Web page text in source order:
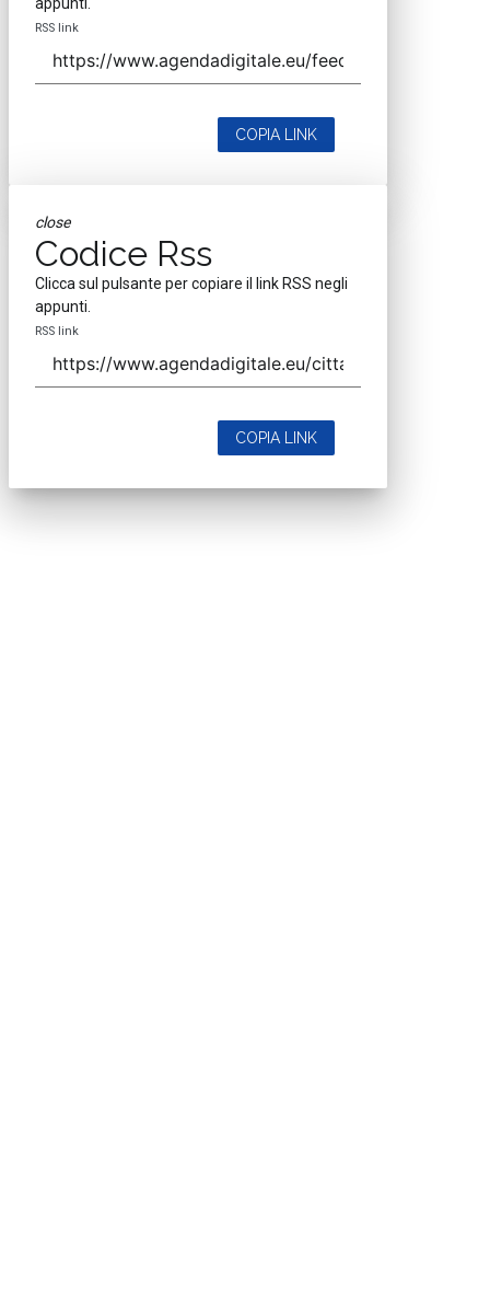
RSS link
COPIA LINK
close
Codice Rss
Clicca sul pulsante per copiare il link RSS negli
appunti.
RSS link
COPIA LINK